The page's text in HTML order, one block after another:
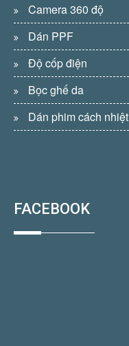
Camera 360 độ
Dán PPF
Độ cốp điện
Bọc ghế da
Dán phim cách nhiệt
FACEBOOK